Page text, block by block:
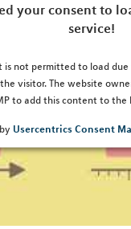
your consent to
service!
is not permitted to load
visitor. The website
to add this content to the
Usercentrics Consent